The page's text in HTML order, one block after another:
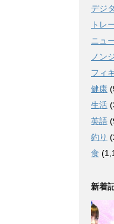
デジ
トレ
ニュ
ノン
フィ
健康
生活
英語
釣り
食
新着